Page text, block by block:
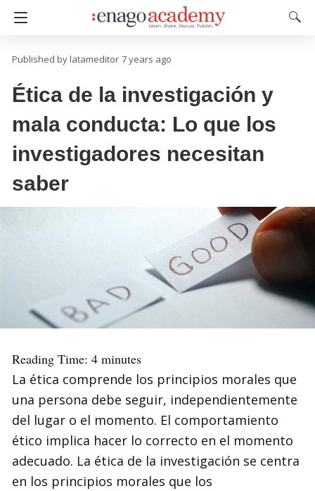
latameditor 7 years ago
Ética de la investigación y
mala conducta: Lo que los
investigadores necesitan
saber
Reading Time: 4 minutes
La ética comprende los principios morales que
una persona debe seguir, independientemente
del lugar o el momento. El comportamiento
ético implica hacer lo correcto en el momento
adecuado. La ética de la investigación se centra
en los principios morales que los